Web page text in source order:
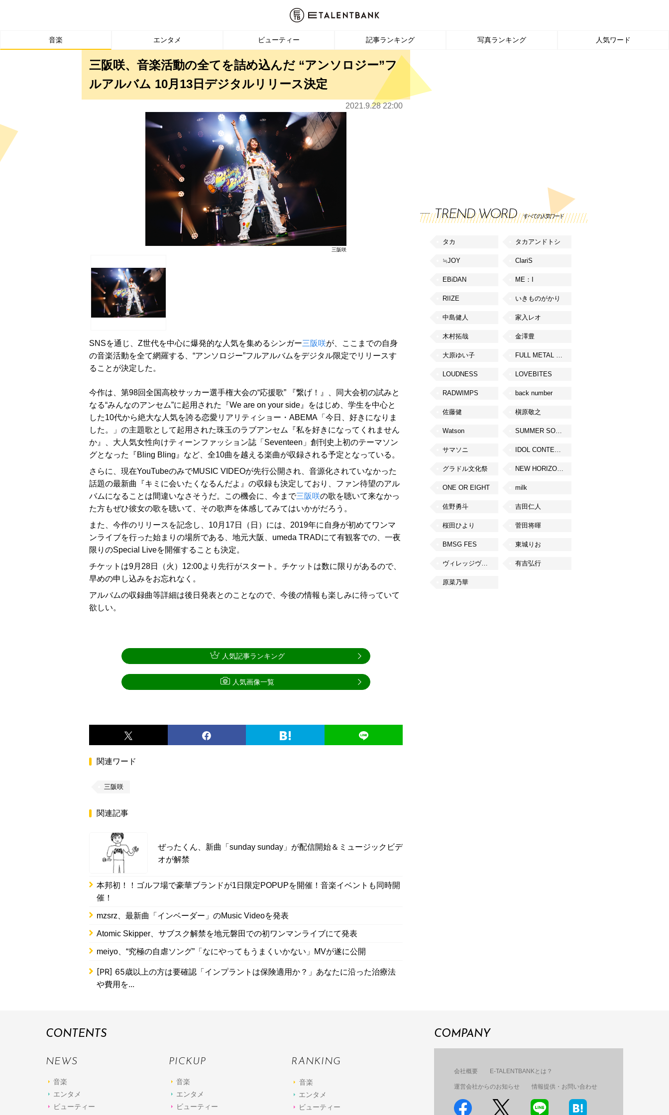
音楽 エンタメ ビューティー 記事ランキング 写真ランキング 人気ワード
三阪咲、音楽活動の全てを詰め込んだ “アンソロジー”フ
ルアルバム 10月13日デジタルリリース決定
2021.9.28 22:00
三阪咲
SNSを通じ、Z世代を中心に爆発的な人気を集めるシンガー三阪咲が、ここまでの自身
の音楽活動を全て網羅する、“アンソロジー”フルアルバムをデジタル限定でリリースす
ることが決定した。
今作は、第98回全国高校サッカー選手権大会の“応援歌” 『繋げ！』、同大会初の試みと
なる“みんなのアンセム”に起用された『We are on your side』をはじめ、学生を中心と
した10代から絶大な人気を誇る恋愛リアリティショー・ABEMA「今日、好きになりま
した。」の主題歌として起用された珠玉のラブアンセム『私を好きになってくれません
か』、大人気女性向けティーンファッション誌「Seventeen」創刊史上初のテーマソン
グとなった『Bling Bling』など、全10曲を越える楽曲が収録される予定となっている。
さらに、現在YouTubeのみでMUSIC VIDEOが先行公開され、音源化されていなかった
話題の最新曲『キミに会いたくなるんだよ』の収録も決定しており、ファン待望のアル
バムになることは間違いなさそうだ。この機会に、今まで三阪咲の歌を聴いて来なかっ
た方もぜひ彼女の歌を聴いて、その歌声を体感してみてはいかがだろう。
また、今作のリリースを記念し、10月17日（日）には、2019年に自身が初めてワンマ
ンライブを行った始まりの場所である、地元大阪、umeda TRADにて有観客での、一夜
限りのSpecial Liveを開催することも決定。
チケットは9月28日（火）12:00より先行がスタート。チケットは数に限りがあるので、
早めの申し込みをお忘れなく。
アルバムの収録曲等詳細は後日発表とのことなので、今後の情報も楽しみに待っていて
欲しい。
関連ワード
三阪咲
関連記事
ぜったくん、新曲「sunday sunday」が配信開始＆ミュージックビデ
オが解禁
本邦初！！ゴルフ場で豪華ブランドが1日限定POPUPを開催！音楽イベントも同時開
催！
mzsrz、最新曲「インベーダー」のMusic Videoを発表
Atomic Skipper、サブスク解禁を地元磐田での初ワンマンライブにて発表
meiyo、“究極の自虐ソング”「なにやってもうまくいかない」MVが遂に公開
[PR] 65歳以上の方は要確認「インプラントは保険適用か？」あなたに沿った治療法
や費用を...
人気記事ランキング
人気画像一覧
TREND WORD すべての人気ワード
タカ タカアンドトシ
≒JOY ClariS
EBiDAN ME：I
RIIZE いきものがかり
中島健人 家入レオ
木村拓哉 金澤豊
大原ゆい子 FULL METAL JAPAN 2026
LOUDNESS LOVEBITES
RADWIMPS back number
佐藤健 槇原敬之
Watson SUMMER SONIC
サマソニ IDOL CONTENT EXPO
グラドル文化祭 NEW HORIZON FEST
ONE OR EIGHT milk
佐野勇斗 吉田仁人
桜田ひより 菅田将暉
BMSG FES 東城りお
ヴィレッジヴァンガード 有吉弘行
原菜乃華
CONTENTS
NEWS
音楽
エンタメ
ビューティー
PICKUP
音楽
エンタメ
ビューティー
RANKING
音楽
エンタメ
ビューティー
COMPANY
会社概要 E-TALENTBANKとは？
運営会社からのお知らせ 情報提供・お問い合わせ